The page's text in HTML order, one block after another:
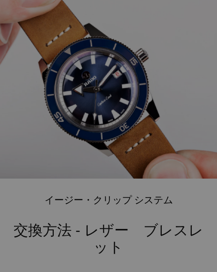
イージー・クリップ システム
交換方法 - レザー ブレスレ
ット